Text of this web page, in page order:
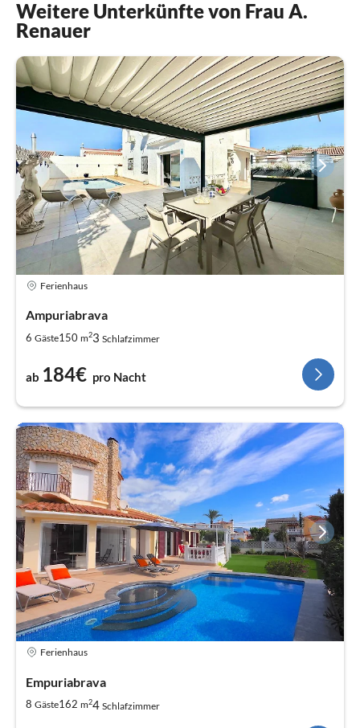
Weitere Unterkünfte von Frau A.
Renauer
Ferienhaus
Ampuriabrava
6 Gäste150 m23 Schlafzimmer
ab 184€ pro Nacht
Ferienhaus
Empuriabrava
8 Gäste162 m24 Schlafzimmer